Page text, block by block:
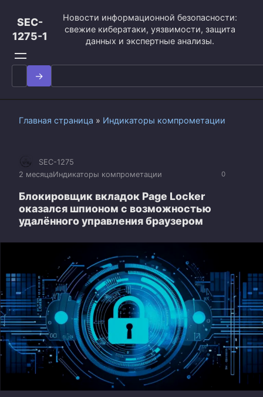
контенту
SEC-
1275-1
Новости информационной безопасности:
свежие кибератаки, уязвимости, защита
данных и экспертные анализы.
Search
for:
Главная страница » Индикаторы компрометации
0
SEC-1275
2 месяцаИндикаторы компрометации
Блокировщик вкладок Page Locker
оказался шпионом с возможностью
удалённого управления браузером